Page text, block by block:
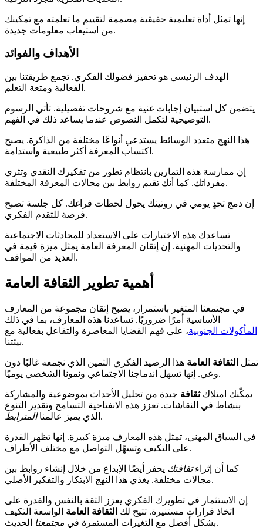
إنها تمثل أداة تعليمية حقيقية مصممة لتقييم ما تعلمته مع تمكينك
من استيعاب معلومات جديدة.
الأهداف والفوائد
الهدف الرئيسي هو تحفيز فضولك الفكري. تجمع طريقتنا بين
الفعالية ومتعة التعلم.
يتضمن كل استبيان إجابات غنية مع شروحات تفصيلية. تأتي الرسوم
التوضيحية لتكمل النصوص عندما يساعد ذلك في الفهم.
هذا النهج متعدد الوسائط يستدعي أنواعًا مختلفة من الذاكرة. يصبح
اكتساب المعرفة أكثر طبيعية واستدامة.
إن ممارسة هذه التمارين بانتظام تطور من تفكيرك النقدي وتثري
مفرداتك. كما أنك تقيم روابط بين مجالات المعرفة المختلفة.
إن دمج تحدٍ يومي في روتينك يحول لحظات فراغك. كل جلسة تصبح
فرصة للتقدم الفكري.
تساعدك هذه الاختبارات على الاستعداد للمحادثات الاجتماعية
والتحديات المهنية. إن إتقان المعرفة العامة يمثل ميزة قيمة في
العديد من المواقف.
أهمية تطوير الثقافة العامة
في مجتمعنا المتغير باستمرار، يصبح إتقان مجموعة من المعارف
الأساسية أمرًا ضروريًا. تساعدنا هذه المعارف، بما في ذلك
المأكولات الجنوبية، على فهم القضايا المعاصرة والتفاعل بفعالية مع
بيئتنا.
تمثل الثقافة العامة هذا الرصيد الفكري الثمين الذي نجمعه غالبًا دون
وعي. إنها تسهل اندماجنا الاجتماعي ونمونا الشخصي يوميًا.
يمكّنك امتلاكثقافة جيدة من تحليل الأحداث بموضوعية والمشاركة
بنشاط في النقاشات. تعزز هذه الانفتاحية التسامح وتقدير التنوع
الذي يميز عالمناالمترابط .
في السياق المهني، تمثل هذه المعارف ميزة كبيرة. إنها تظهر القدرة
على التكيف وتسهّل التواصل مع مختلف الأطراف.
كما أن إثراءثقافتك يحفز أيضًا الإبداع من خلال إنشاء روابط بين
مجالات مختلفة. يغذي هذا النهج الابتكار والتفكير الأصلي.
إن الاستثمار في تطويرك الفكري يعزز الثقة بالنفس والقدرة على
اتخاذ قرارات مستنيرة. تتيح لك الثقافة العامة الواسعة التكيف
بشكل أفضل مع التغيرات المستمرة في مجتمعنا الحديث.